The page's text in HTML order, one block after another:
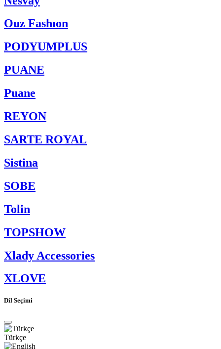
Ouz Fashıon
PODYUMPLUS
PUANE
Puane
REYON
SARTE ROYAL
Sistina
SOBE
Tolin
TOPSHOW
Xlady Accessories
XLOVE
Dil Seçimi
Türkçe